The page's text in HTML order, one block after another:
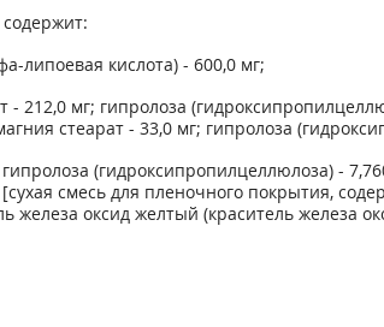
липоевая кислота) - 600,0 мг;
212,0 мг; гипролоза
стеарат - 33,0 мг; гипролоза
(гидроксипропилцеллюлоза) -
смесь для пленочного покрытия,
железа оксид желтый (краситель железа